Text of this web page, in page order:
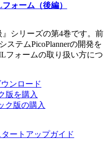
ォーム（後編）
』シリーズの第4巻です。前
ステムPicoPlannerの開発を
フォームの取り扱い方につ
ンロード
版を購入
ク版の購入